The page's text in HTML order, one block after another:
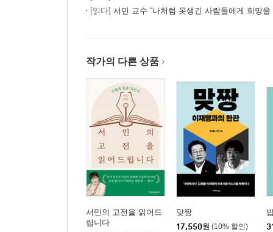
[읽다] 서민 교수 “나처럼 못생긴 사람들에게 희망을
작가의 다른 상품
서민의 고전을 읽어드
립니다
맞짱
17,550원 (10% 할인)